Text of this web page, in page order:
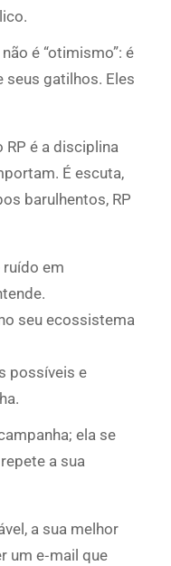
é “otimismo”: é
gatilhos. Eles
RP é a disciplina
É escuta,
barulhentos, RP
em
seu ecossistema
possíveis e
ela se
a sua
a sua melhor
um e‑mail que